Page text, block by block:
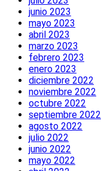
junio 2023
mayo 2023
abril 2023
marzo 2023
febrero 2023
enero 2023
diciembre 2022
noviembre 2022
octubre 2022
septiembre 2022
agosto 2022
julio 2022
junio 2022
mayo 2022